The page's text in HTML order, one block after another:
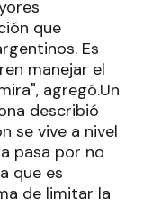
que
Es
manejar el
agregó.Un
describió
se vive a nivel
pasa por no
que es
de limitar la